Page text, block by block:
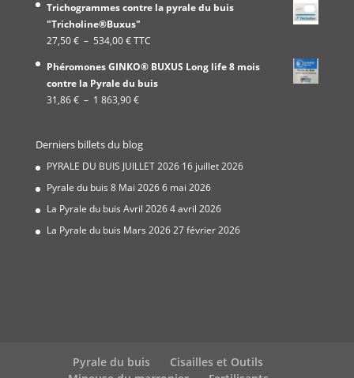
prix :
19,99 €
à
337,00 €
Trichogrammes contre la pyrale du buis
"Tricholine®Buxus"
27,50€ – 534,00€Plage
prix :
27,50 €
à
TTC
Phéromones GINKO® BUXUS Long life 8 mois
contre la Pyrale du buis
31,86€ – 1 863,90€Plage
31,86 €
à
1
Derniers billets du blog
PYRALE DU BUIS JUILLET 2026 16 juillet 2026
Pyrale du buis 8 Mai 20266 mai 2026
La Pyrale du buis Avril 20264 avril 2026
La Pyrale du buis Mars 202627 février 2026
Pyrale du buis
Cisailles et Outils